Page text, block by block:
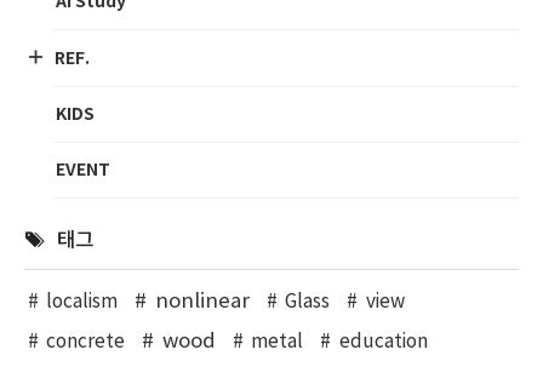
REF.
KIDS
EVENT
태그
localism nonlinear Glass
view
concrete
wood metal
education